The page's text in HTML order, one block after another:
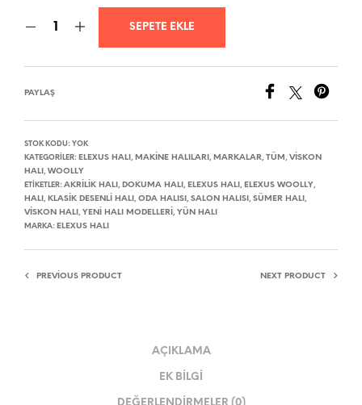
SEPETE EKLE
PAYLAŞ
STOK KODU: YOK
KATEGORILER: ELEXUS HALI MAKINE HALILARI MARKALAR TÜM
VISKON
HALI
WOOLLY
ETIKETLER: AKRILIK HALI DOKUMA HALI ELEXUS HALI ELEXUS WOOLLY
HALI KLASIK DESENLI HALI ODA HALISI SALON HALISI SÜMER HALI
VISKON HALI YENI HALI MODELLERI YÜN HALI
MARKA: ELEXUS HALI
PREVIOUS PRODUCT NEXT PRODUCT
AÇIKLAMA
EK BILGI